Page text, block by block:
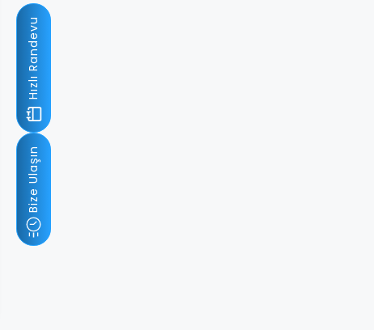
Hızlı Randevu
Bize Ulaşın